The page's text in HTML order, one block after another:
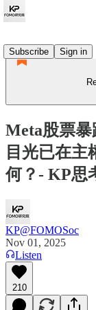
Subscribe
Sign in
Meta股票
目光已在
何？- KP思
KP@FOMOSoc
Nov 01, 2025
Listen
210